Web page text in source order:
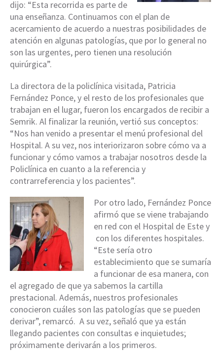
dijo: “Esta recorrida es parte de
una enseñanza. Continuamos con el plan de
acercamiento de acuerdo a nuestras posibilidades de
atención en algunas patologías, que por lo general no
son las urgentes, pero tienen una resolución
quirúrgica”.
La directora de la policlínica visitada, Patricia
Fernández Ponce, y el resto de los profesionales que
trabajan en el lugar, fueron los encargados de recibir a
Semrik. Al finalizar la reunión, vertió sus conceptos:
“Nos han venido a presentar el menú profesional del
Hospital. A su vez, nos interiorizaron sobre cómo va a
funcionar y cómo vamos a trabajar nosotros desde la
Policlínica en cuanto a la referencia y
contrarreferencia y los pacientes”.
Por otro lado, Fernández Ponce
afirmó que se viene trabajando
en red con el Hospital de Este y
con los diferentes hospitales.
“Este sería otro
establecimiento que se sumaría
a funcionar de esa manera, con
el agregado de que ya sabemos la cartilla
prestacional. Además, nuestros profesionales
conocieron cuáles son las patologías que se pueden
derivar”, remarcó. A su vez, señaló que ya están
llegando pacientes con consultas e inquietudes;
próximamente derivarán a los primeros.